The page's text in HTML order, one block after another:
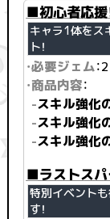
■初心者応援
キャラ1体をス
ト！
・必要ジェム
・商品内容：
-スキル強化
-スキル強化
-スキル強化
■ラストスパ
特別イベント
す！